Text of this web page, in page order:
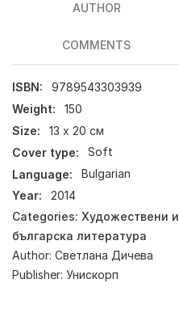
AUTHOR
COMMENTS
ISBN:
9789543303939
Weight:
150
Size:
13 х 20 см
Cover type:
Soft
Language:
Bulgarian
Year:
2014
Categories: Художествени
българска литература
Author: Светлана Дичева
Publisher: Унискорп